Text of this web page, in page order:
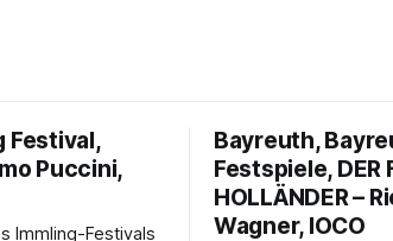
Festival,
Puccini,
Immling-Festivals
Bayreuth,
Festspiele, DER
HOLLÄNDER –
Wagner, IOCO